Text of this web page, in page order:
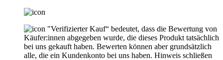
"Verifizierter Kauf“ bedeutet, dass die Bewertung von
Käufer:innen abgegeben wurde, die dieses Produkt tatsächlich
bei uns gekauft haben. Bewerten können aber grundsätzlich
alle, die ein Kundenkonto bei uns haben. Hinweis schließen